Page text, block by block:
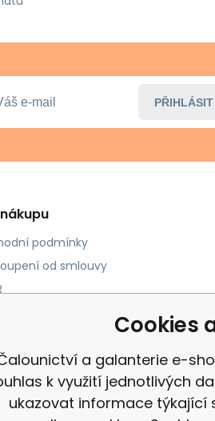
PŘIHLÁSIT
podmínky
od smlouvy
Cookies
a galanterie e-
k využití jednotlivých
ukazovat informace týkající